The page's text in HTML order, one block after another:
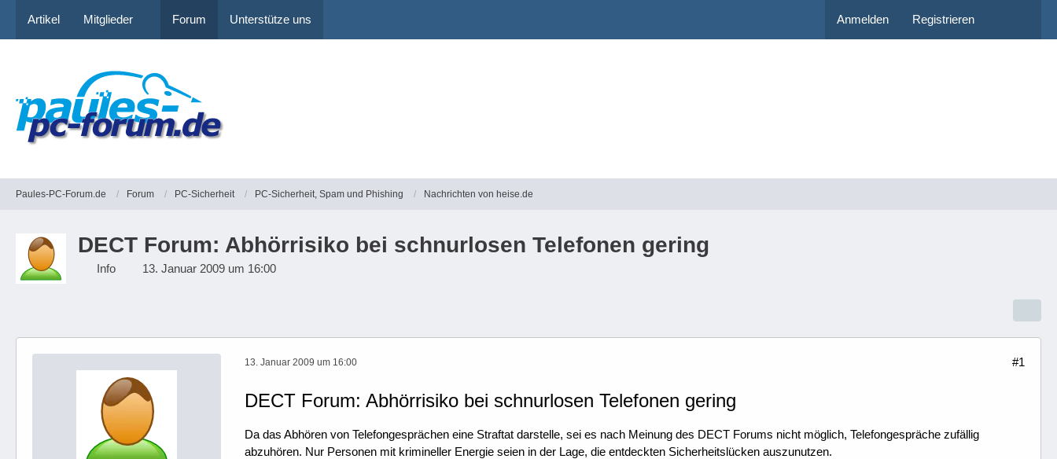
Artikel Mitglieder Forum Unterstütze uns Anmelden Registrieren
Paules-PC-Forum.de Forum PC-Sicherheit PC-Sicherheit, Spam und Phishing Nachrichten von heise.de
DECT Forum: Abhörrisiko bei schnurlosen Telefonen gering
Info 13. Januar 2009 um 16:00
13. Januar 2009 um 16:00 #1
DECT Forum: Abhörrisiko bei schnurlosen Telefonen gering
Da das Abhören von Telefongesprächen eine Straftat darstelle, sei es nach Meinung des DECT Forums nicht möglich, Telefongespräche zufällig
abzuhören. Nur Personen mit krimineller Energie seien in der Lage, die entdeckten Sicherheitslücken auszunutzen.